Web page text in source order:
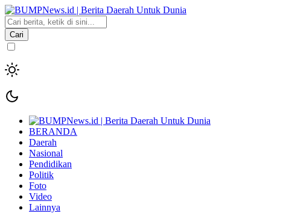
Cari
BERANDA
Daerah
Nasional
Pendidikan
Politik
Foto
Video
Lainnya